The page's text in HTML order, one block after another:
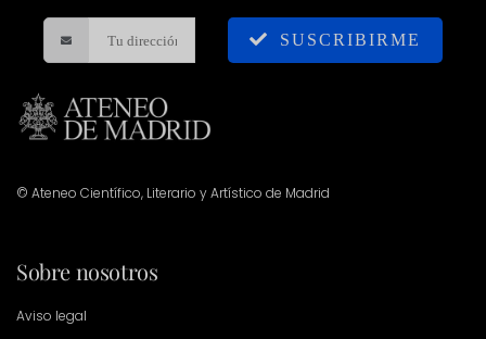
SUSCRIBIRME
© Ateneo Científico, Literario y Artístico de Madrid
Sobre nosotros
Aviso legal